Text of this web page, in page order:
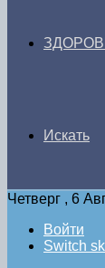
Искать
Четверг , 6
Войти
Switch